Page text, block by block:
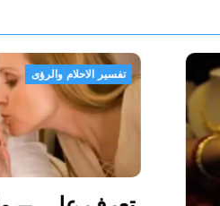
تفسير الاحلام